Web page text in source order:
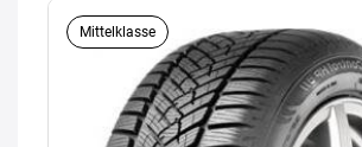
Mittelklasse